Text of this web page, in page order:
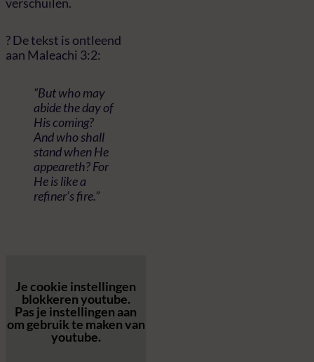
? De tekst is ontleend
aan Maleachi 3:2:
“But who may
abide the day of
His coming?
And who shall
stand when He
appeareth? For
He is like a
refiner’s fire.”
Je cookie instellingen
blokkeren youtube.
Pas je instellingen aan
om gebruik te maken van
youtube.